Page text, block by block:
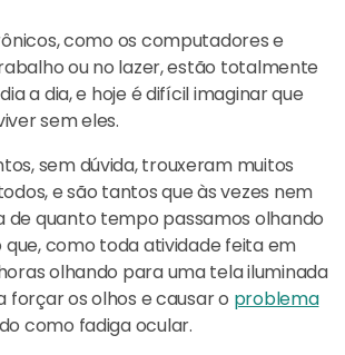
como os computadores e
ou no lazer, estão totalmente
a dia, e hoje é difícil imaginar que
sem eles.
sem dúvida, trouxeram muitos
e são tantos que às vezes nem
de quanto tempo passamos olhando
que, como toda atividade feita em
olhando para uma tela iluminada
forçar os olhos e causar o problema
como fadiga ocular.